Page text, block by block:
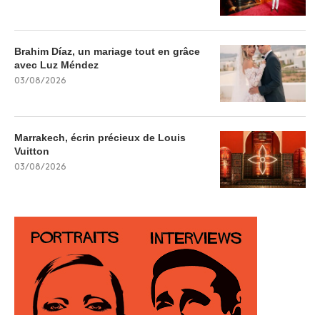
Brahim Díaz, un mariage tout en grâce
avec Luz Méndez
03/08/2026
Marrakech, écrin précieux de Louis
Vuitton
03/08/2026